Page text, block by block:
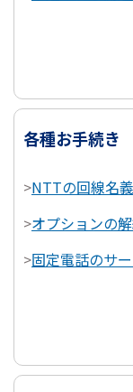
各種お手続き
>NTTの回線名
>オプションの
>固定電話のサ